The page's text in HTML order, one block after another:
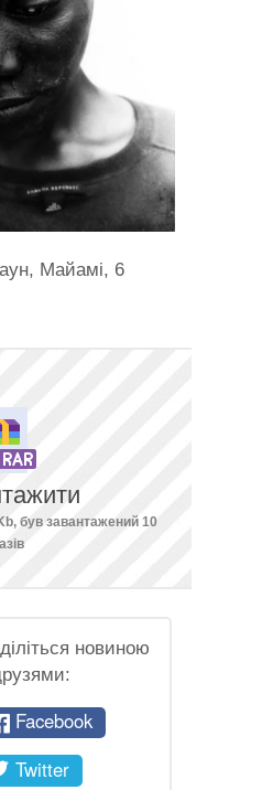
Майамі, 6
був завантажений 10
новиною
Facebook
Twitter